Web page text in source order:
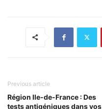
Previous article
Région Ile-de-France : Des
tests antigéniques dans vos